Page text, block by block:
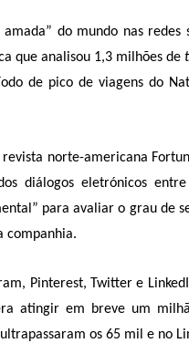
do mundo nas redes
que analisou 1,3 milhões de
de pico de viagens do
norte-americana
diálogos eletrónicos
para avaliar o grau de
companhia.
Pinterest, Twitter e
atingir em breve um
os 65 mil e no